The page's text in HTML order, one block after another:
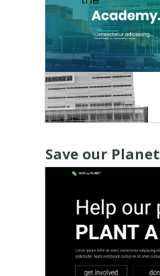
Save our Planet